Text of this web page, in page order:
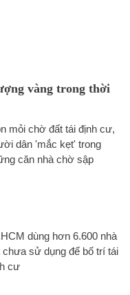
vàng trong thời
mỏi chờ đất tái định cư,
dân 'mắc kẹt' trong
căn nhà chờ sập
dùng hơn 6.600 nhà
chưa sử dụng để bố trí tái
cư